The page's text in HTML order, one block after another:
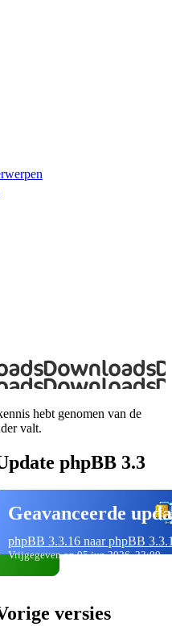
hebt genomen van de
valt.
phpBB 3.3
Geavanceerde
phpBB 3.3.16 naar phpBB
Vrijgegeven op 05 jun 2026, 23:00
versies